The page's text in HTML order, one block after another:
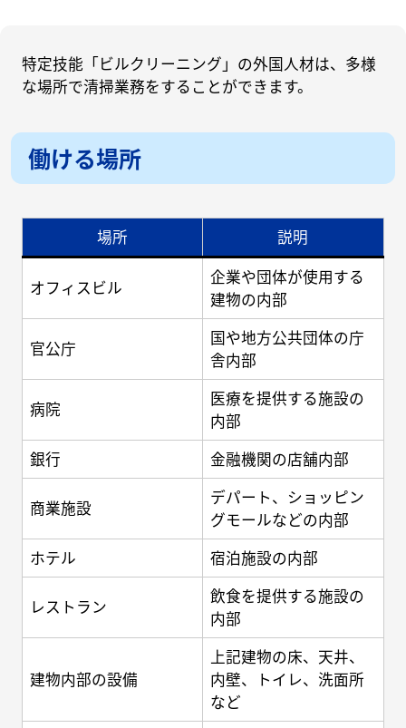
特定技能「ビルクリーニング」の外国人材は、多様
な場所で清掃業務をすることができます。
働ける場所
場所 説明
オフィスビル
企業や団体が使用する
建物の内部
官公庁
国や地方公共団体の庁
舎内部
病院
医療を提供する施設の
内部
銀行
金融機関の店舗内部
商業施設
デパート、ショッピン
グモールなどの内部
ホテル
宿泊施設の内部
レストラン
飲食を提供する施設の
内部
建物内部の設備
上記建物の床、天井、
内壁、トイレ、洗面所
など